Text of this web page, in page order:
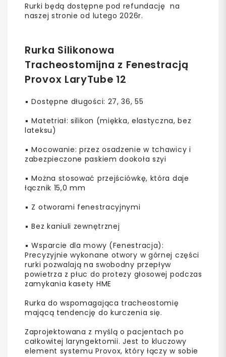
Rurki będą dostępne pod refundację na
naszej stronie od lutego 2026r.
Rurka Silikonowa
Tracheostomijna z Fenestracją
Provox LaryTube 12
▪️ Dostępne długości: 27, 36, 55
▪️ Matetriał: silikon (miękka, elastyczna, bez
lateksu)
▪️ Mocowanie: przez osadzenie w tchawicy i
zabezpieczone paskiem dookoła szyi
▪️ Można stosować przejściówkę, która daje
łącznik 15,0 mm
▪️ Z otworami fenestracyjnymi
▪️ Bez kaniuli zewnętrznej
▪️ Wsparcie dla mowy (Fenestracja):
Precyzyjnie wykonane otwory w górnej części
rurki pozwalają na swobodny przepływ
powietrza z płuc do protezy głosowej podczas
zamykania kasety HME
Rurka do wspomagająca tracheostomię
mającą tendencję do kurczenia się.
Zaprojektowana z myślą o pacjentach po
całkowitej laryngektomii. Jest to kluczowy
element systemu Provox, który łączy w sobie